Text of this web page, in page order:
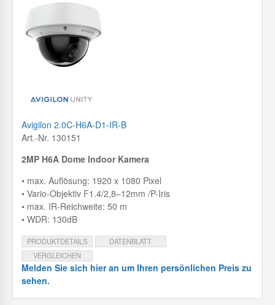
Avigilon 2.0C-H6A-D1-IR-B
Art.-Nr. 130151
2MP H6A Dome Indoor Kamera
• max. Auflösung: 1920 x 1080 Pixel
• Vario-Objektiv F1.4/2,8–12mm /P-Iris
• max. IR-Reichweite: 50 m
• WDR: 130dB
PRODUKTDETAILS
DATENBLATT
VERGLEICHEN
Melden Sie sich hier an um Ihren persönlichen Preis zu
sehen.